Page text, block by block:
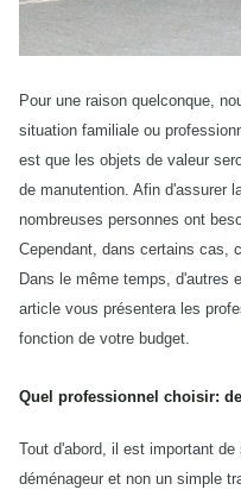
Pour une raison quelconque,
situation familiale ou
est que les objets de valeur
de manutention. Afin d'assurer
nombreuses personnes ont
Cependant, dans certains cas,
Dans le même temps, d'autres
article vous présentera les
fonction de votre budget.
Quel professionnel choisir:
Tout d'abord, il est important
déménageur et non un simple